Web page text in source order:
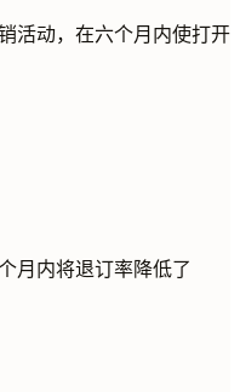
活动，在六个月内使打开
月内将退订率降低了